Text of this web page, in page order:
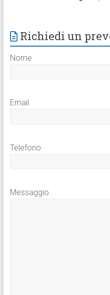
Richiedi un
Nome
Email
Telefono
Messaggio